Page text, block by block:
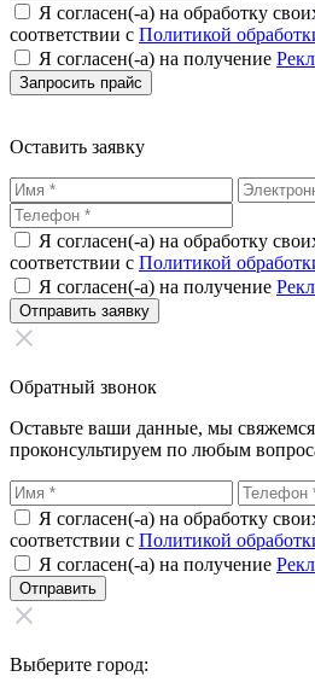
Я согласен(-а) на обработку
соответствии с Политикой
Я согласен(-а) на получение
Оставить заявку
Я согласен(-а) на обработку
соответствии с Политикой
Я согласен(-а) на получение
Обратный звонок
Оставьте ваши данные, мы
проконсультируем по любым
Я согласен(-а) на обработку
соответствии с Политикой
Я согласен(-а) на получение
Выберите город: